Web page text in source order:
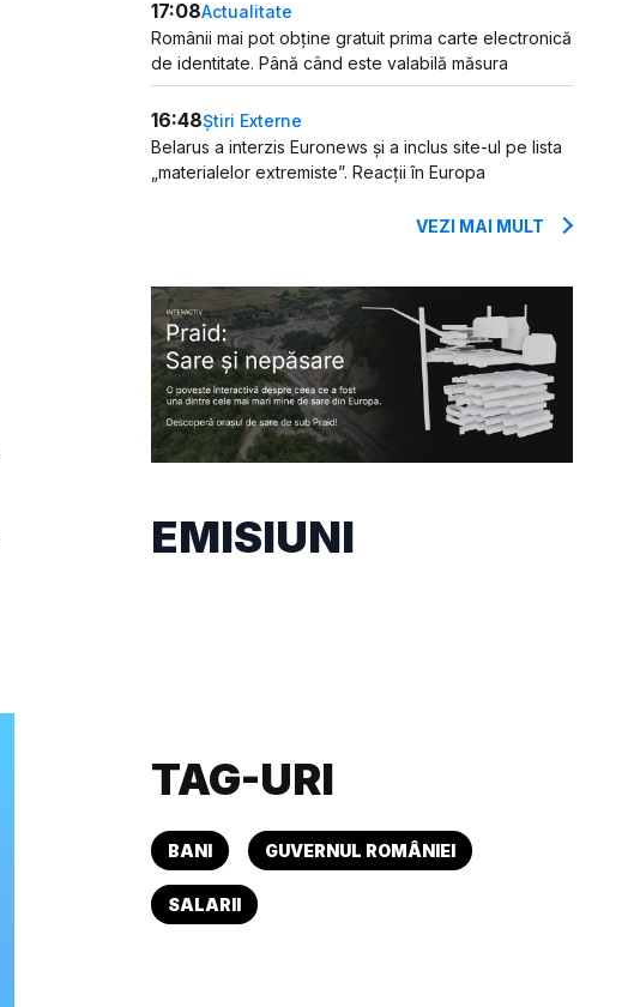
17:08Actualitate
Românii mai pot obține gratuit prima carte electronică
de identitate. Până când este valabilă măsura
16:48Știri Externe
Belarus a interzis Euronews și a inclus site-ul pe lista
„materialelor extremiste”. Reacții în Europa
VEZI MAI MULT
EMISIUNI
TAG-URI
BANI GUVERNUL ROMÂNIEI
SALARII